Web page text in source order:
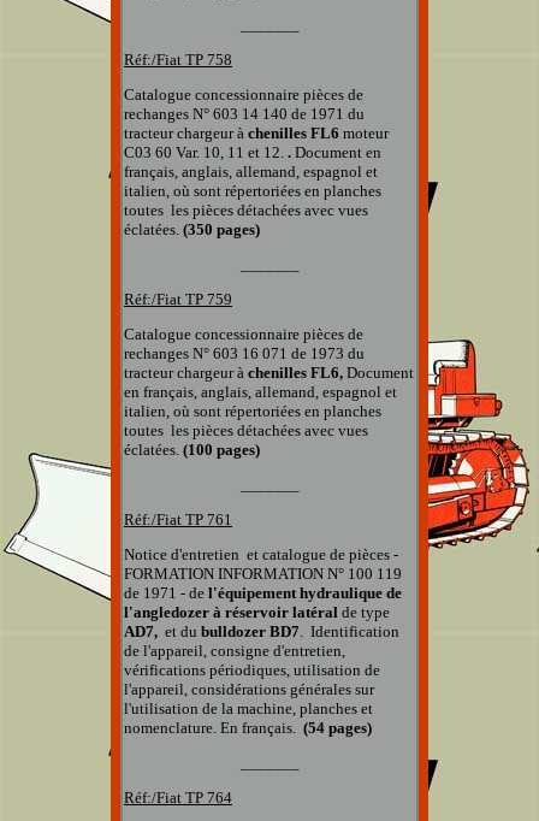
Réf:/Fiat TP 758
Catalogue concessionnaire pièces de
rechanges N° 603 14 140 de 1971 du
tracteur chargeur à chenilles FL6 moteur
C03 60 Var. 10, 11 et 12. . Document en
français, anglais, allemand, espagnol et
italien, où sont répertoriées en planches
toutes les pièces détachées avec vues
éclatées. (350 pages)
Réf:/Fiat TP 759
Catalogue concessionnaire pièces de
rechanges N° 603 16 071 de 1973 du
tracteur chargeur à chenilles FL6, Document
en français, anglais, allemand, espagnol et
italien, où sont répertoriées en planches
toutes les pièces détachées avec vues
éclatées. (100 pages)
Réf:/Fiat TP 761
Notice d'entretien et catalogue de pièces -
FORMATION INFORMATION N° 100 119
de 1971 - de l'équipement hydraulique de
l'angledozer à réservoir latéral de type
AD7, et du bulldozer BD7. Identification
de l'appareil, consigne d'entretien,
vérifications périodiques, utilisation de
l'appareil, considérations générales sur
l'utilisation de la machine, planches et
nomenclature. En français. (54 pages)
Réf:/Fiat TP 764